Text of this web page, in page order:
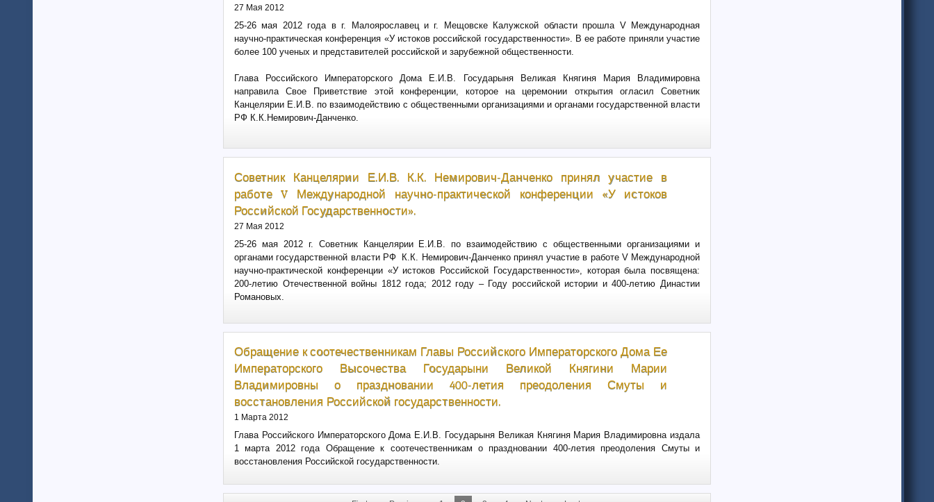
27 Мая 2012
25-26 мая 2012 года в г. Малоярославец и г. Мещовске Калужской области прошла V Международная
научно-практическая конференция «У истоков российской государственности». В ее работе приняли участие
более 100 ученых и представителей российской и зарубежной общественности.
Глава Российского Императорского Дома Е.И.В. Государыня Великая Княгиня Мария Владимировна
направила Свое Приветствие этой конференции, которое на церемонии открытия огласил Советник
Канцелярии Е.И.В. по взаимодействию с общественными организациями и органами государственной власти
РФ К.К.Немирович-Данченко.
Советник Канцелярии Е.И.В. К.К. Немирович-Данченко принял участие в
работе V Международной научно-практической конференции «У истоков
Российской Государственности».
27 Мая 2012
25-26 мая 2012 г. Советник Канцелярии Е.И.В. по взаимодействию с общественными организациями и
органами государственной власти РФ К.К. Немирович-Данченко принял участие в работе V Международной
научно-практической конференции «У истоков Российской Государственности», которая была посвящена:
200-летию Отечественной войны 1812 года; 2012 году – Году российской истории и 400-летию Династии
Романовых.
Обращение к соотечественникам Главы Российского Императорского Дома Ее
Императорского Высочества Государыни Великой Княгини Марии
Владимировны о праздновании 400-летия преодоления Смуты и
восстановления Российской государственности.
1 Марта 2012
Глава Российского Императорского Дома Е.И.В. Государыня Великая Княгиня Мария Владимировна издала
1 марта 2012 года Обращение к соотечественникам о праздновании 400-летия преодоления Смуты и
восстановления Российской государственности.